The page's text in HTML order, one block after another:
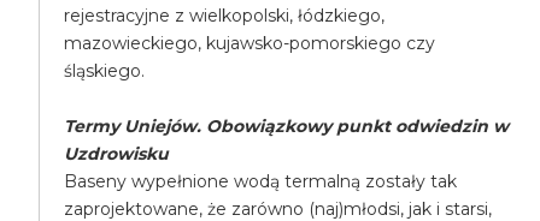
rejestracyjne z wielkopolski, łódzkiego,
mazowieckiego, kujawsko-pomorskiego czy
śląskiego.
Termy Uniejów. Obowiązkowy punkt odwiedzin w
Uzdrowisku
Baseny wypełnione wodą termalną zostały tak
zaprojektowane, że zarówno (naj)młodsi, jak i starsi,